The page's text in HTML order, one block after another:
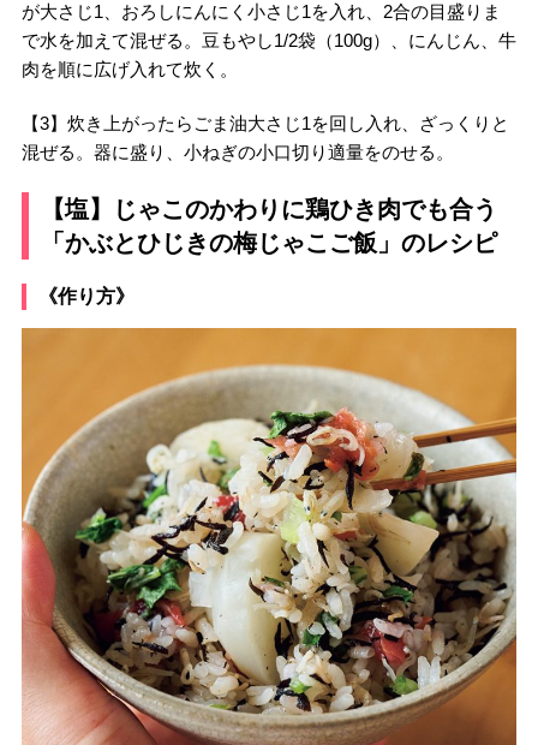
が大さじ1、おろしにんにく小さじ1を入れ、2合の目盛りま
で水を加えて混ぜる。豆もやし1/2袋（100g）、にんじん、牛
肉を順に広げ入れて炊く。
【3】炊き上がったらごま油大さじ1を回し入れ、ざっくりと
混ぜる。器に盛り、小ねぎの小口切り適量をのせる。
【塩】じゃこのかわりに鶏ひき肉でも合う
「かぶとひじきの梅じゃこご飯」のレシピ
《作り方》